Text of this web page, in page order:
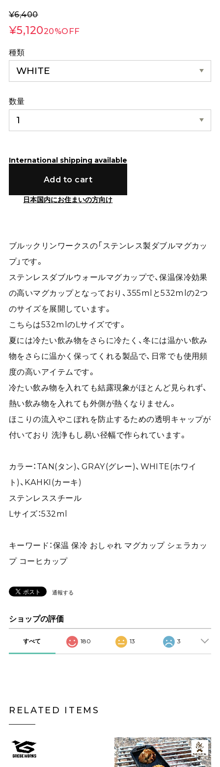
¥6,400
¥5,12020%OFF
種類
数量
International shipping available
Add to cart
日本国内にお住まいの方向け
ブルックリンワークスの「ステンレス製ダブルマグカッ
プ」です。
ステンレスダブルウォールマグカップで、保温保冷効果
の高いマグカップとなっており、355mlと532mlの2つ
のサイズを展開しています。
こちらは532mlのLサイズです。
夏には冷たい飲み物をさらに冷たく、冬には温かい飲み
物をさらに温かく保ってくれる製品で、日常でも使用頻
度の高いアイテムです。
冷たい飲み物を入れても結露現象がほとんど見られず、
熱い飲み物を入れても外側が熱くなりません。
ほこりの流入やこぼれを防止するための透明キャップが
付いており 洗浄もし易い径幅で作られています。
カラー：TAN(タン)、GRAY(グレー)、WHITE(ホワイ
ト)、KAHKI(カーキ)
ステンレススチール
Lサイズ：532ml
キーワード：保温 保冷 おしゃれ マグカップ シェラカッ
プ コーヒカップ
通報する
ショップの評価
すべて 180 13 3
RELATED ITEMS